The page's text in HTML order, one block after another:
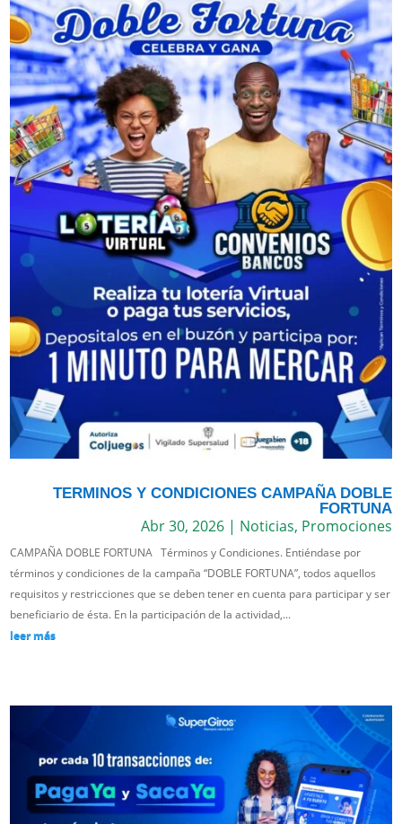
TERMINOS Y CONDICIONES CAMPAÑA DOBLE
FORTUNA
Abr 30, 2026| Noticias, Promociones
CAMPAÑA DOBLE FORTUNA Términos y Condiciones. Entiéndase por
términos y condiciones de la campaña “DOBLE FORTUNA”, todos aquellos
requisitos y restricciones que se deben tener en cuenta para participar y ser
beneficiario de ésta. En la participación de la actividad,...
leer más